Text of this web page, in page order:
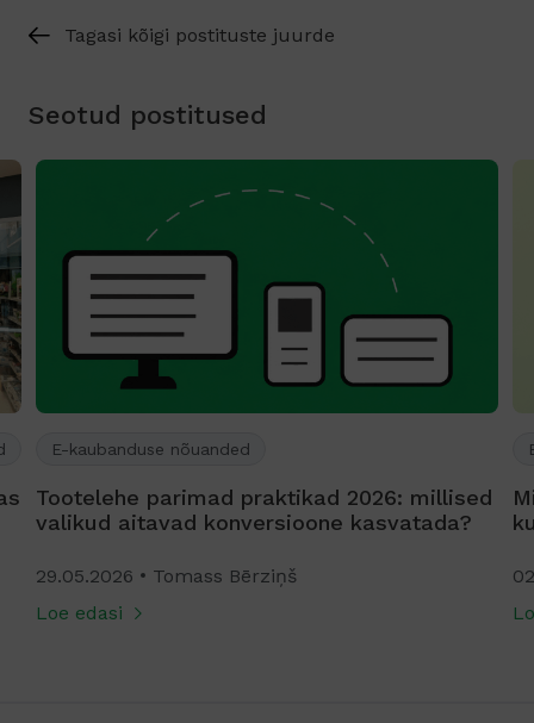
Tagasi kõigi postituste juurde
Seotud postitused
E-kaubanduse nõuanded
Tootelehe parimad praktikad 2026: millised
valikud aitavad konversioone kasvatada?
29.05.2026
Tomass Bērziņš
Loe edasi